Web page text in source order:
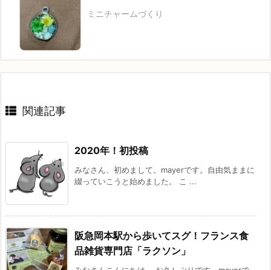
ミニチャームづくり
関連記事
2020年！初投稿
みなさん、初めまして。mayerです。自由気ままに
綴っていこうと始めました。 こ ...
阪急岡本駅から歩いてスグ！フランス食
品雑貨専門店「ラクソン」